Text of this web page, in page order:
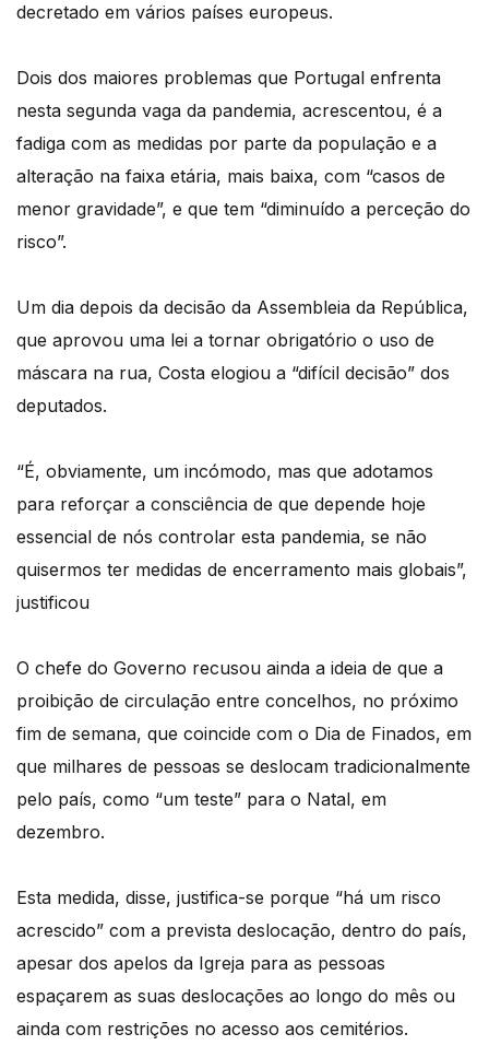
decretado em vários países europeus.
Dois dos maiores problemas que Portugal enfrenta
nesta segunda vaga da pandemia, acrescentou, é a
fadiga com as medidas por parte da população e a
alteração na faixa etária, mais baixa, com “casos de
menor gravidade”, e que tem “diminuído a perceção do
risco”.
Um dia depois da decisão da Assembleia da República,
que aprovou uma lei a tornar obrigatório o uso de
máscara na rua, Costa elogiou a “difícil decisão” dos
deputados.
“É, obviamente, um incómodo, mas que adotamos
para reforçar a consciência de que depende hoje
essencial de nós controlar esta pandemia, se não
quisermos ter medidas de encerramento mais globais”,
justificou
O chefe do Governo recusou ainda a ideia de que a
proibição de circulação entre concelhos, no próximo
fim de semana, que coincide com o Dia de Finados, em
que milhares de pessoas se deslocam tradicionalmente
pelo país, como “um teste” para o Natal, em
dezembro.
Esta medida, disse, justifica-se porque “há um risco
acrescido” com a prevista deslocação, dentro do país,
apesar dos apelos da Igreja para as pessoas
espaçarem as suas deslocações ao longo do mês ou
ainda com restrições no acesso aos cemitérios.